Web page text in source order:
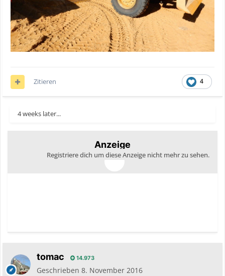
4
Zitieren
4 weeks later...
Anzeige
Registriere dich um diese Anzeige nicht mehr zu sehen.
tomac 14.973
Geschrieben 8. November 2016